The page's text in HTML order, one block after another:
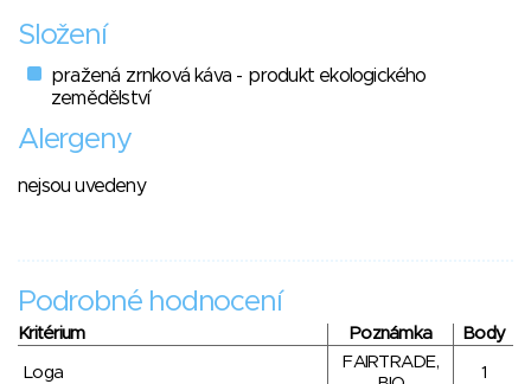
Složení
pražená zrnková káva - produkt ekologického
zemědělství
Alergeny
nejsou uvedeny
Podrobné hodnocení
Kritérium Poznámka Body
Loga
FAIRTRADE,
1